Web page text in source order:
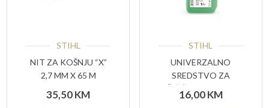
STIHL
NIT ZA KOŠNJU “X”
2,7 MM X 65 M
35,50KM
STIHL
UNIVERZALNO
SREDSTVO ZA
16,00KM